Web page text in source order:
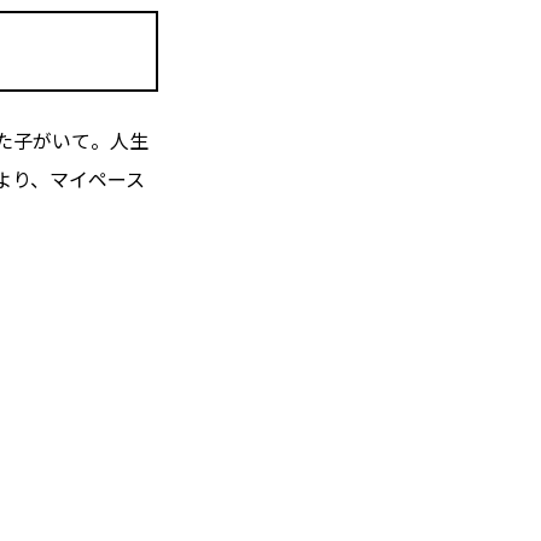
子がいて。人生
り、マイペース